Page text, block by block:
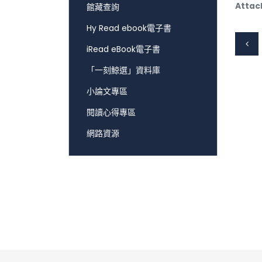
館藏查詢
Hy Read ebook電子書
iRead eBook電子書
「一刻鯨選」資料庫
小論文專區
閱讀心得專區
網路資源